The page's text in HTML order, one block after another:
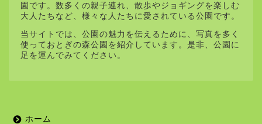
園です。数多くの親子連れ、散歩やジョギングを楽しむ
大人たちなど、様々な人たちに愛されている公園です。
当サイトでは、公園の魅力を伝えるために、写真を多く
使っておとぎの森公園を紹介しています。是非、公園に
足を運んでみてください。
ホーム